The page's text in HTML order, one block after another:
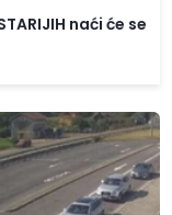
naći će se